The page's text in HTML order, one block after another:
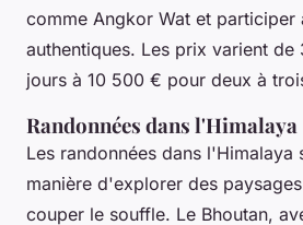
comme Angkor Wat et participer
authentiques. Les prix varient
jours à 10 500 € pour deux à
Randonnées dans l'Himalaya
Les randonnées dans l'Himalaya
manière d'explorer des
couper le souffle. Le Bhoutan,